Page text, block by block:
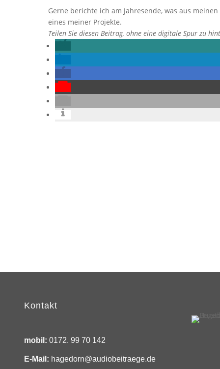
Gerne berichte ich am Jahresende, was aus
eines meiner Projekte.
Teilen Sie diesen Beitrag, ohne eine digitale Spur zu
Kontakt
mobil: 0172. 99 70 142
E-Mail: hagedorn@audiobeitraege.de